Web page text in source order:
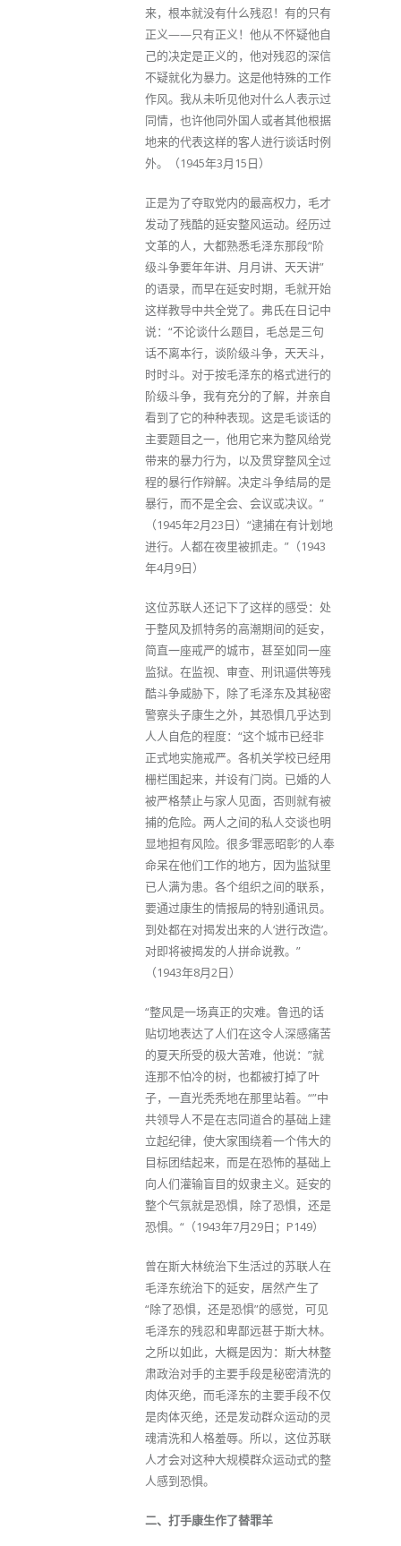
来，根本就没有什么残忍！有的只有
正义——只有正义！他从不怀疑他自
己的决定是正义的，他对残忍的深信
不疑就化为暴力。这是他特殊的工作
作风。我从未听见他对什么人表示过
同情，也许他同外国人或者其他根据
地来的代表这样的客人进行谈话时例
外。（1945年3月15日）
正是为了夺取党内的最高权力，毛才
发动了残酷的延安整风运动。经历过
文革的人，大都熟悉毛泽东那段“阶
级斗争要年年讲、月月讲、天天讲”
的语录，而早在延安时期，毛就开始
这样教导中共全党了。弗氏在日记中
说：“不论谈什么题目，毛总是三句
话不离本行，谈阶级斗争，天天斗，
时时斗。对于按毛泽东的格式进行的
阶级斗争，我有充分的了解，并亲自
看到了它的种种表现。这是毛谈话的
主要题目之一，他用它来为整风给党
带来的暴力行为，以及贯穿整风全过
程的暴行作辩解。决定斗争结局的是
暴行，而不是全会、会议或决议。”
（1945年2月23日）“逮捕在有计划地
进行。人都在夜里被抓走。”（1943
年4月9日）
这位苏联人还记下了这样的感受：处
于整风及抓特务的高潮期间的延安，
简直一座戒严的城市，甚至如同一座
监狱。在监视、审查、刑讯逼供等残
酷斗争威胁下，除了毛泽东及其秘密
警察头子康生之外，其恐惧几乎达到
人人自危的程度：“这个城市已经非
正式地实施戒严。各机关学校已经用
栅栏围起来，并设有门岗。已婚的人
被严格禁止与家人见面，否则就有被
捕的危险。两人之间的私人交谈也明
显地担有风险。很多‘罪恶昭彰’的人奉
命呆在他们工作的地方，因为监狱里
已人满为患。各个组织之间的联系，
要通过康生的情报局的特别通讯员。
到处都在对揭发出来的人‘进行改造’。
对即将被揭发的人拼命说教。”
（1943年8月2日）
“整风是一场真正的灾难。鲁迅的话
贴切地表达了人们在这令人深感痛苦
的夏天所受的极大苦难，他说：”就
连那不怕冷的树，也都被打掉了叶
子，一直光秃秃地在那里站着。“”中
共领导人不是在志同道合的基础上建
立起纪律，使大家围绕着一个伟大的
目标团结起来，而是在恐怖的基础上
向人们灌输盲目的奴隶主义。延安的
整个气氛就是恐惧，除了恐惧，还是
恐惧。“（1943年7月29日；P149）
曾在斯大林统治下生活过的苏联人在
毛泽东统治下的延安，居然产生了
“除了恐惧，还是恐惧”的感觉，可见
毛泽东的残忍和卑鄙远甚于斯大林。
之所以如此，大概是因为：斯大林整
肃政治对手的主要手段是秘密清洗的
肉体灭绝，而毛泽东的主要手段不仅
是肉体灭绝，还是发动群众运动的灵
魂清洗和人格羞辱。所以，这位苏联
人才会对这种大规模群众运动式的整
人感到恐惧。
二、打手康生作了替罪羊